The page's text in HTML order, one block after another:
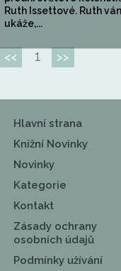
Ruth Issettové. Ruth
ukáže,...
<< 1 >>
Hlavní strana
Knižní Novinky
Novinky
Kategorie
Kontakt
Zásady ochrany
osobních údajů
Podmínky užívání